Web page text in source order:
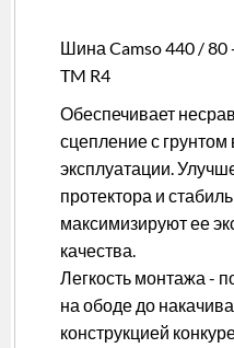
Шина Camso 440 / 80
TM R4
Обеспечивает
сцепление с
эксплуатации.
протектора и
максимизируют ее
качества.
Легкость монтажа -
на ободе до
конструкцией